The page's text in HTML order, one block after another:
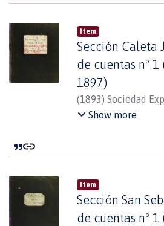
Item
Sección Caleta
de cuentas nº
1897)
(1893) Sociedad
Fuego
Show more
Item
Sección San
de cuentas nº